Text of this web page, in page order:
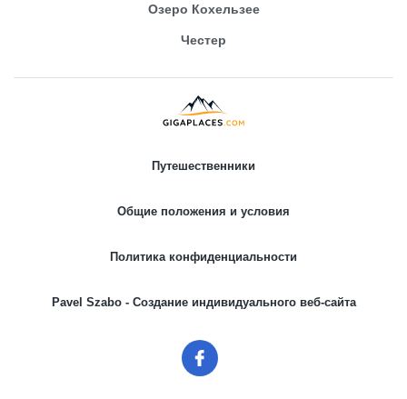
Озеро Кохельзее
Честер
Путешественники
Общие положения и условия
Политика конфиденциальности
Pavel Szabo - Создание индивидуального веб-сайта